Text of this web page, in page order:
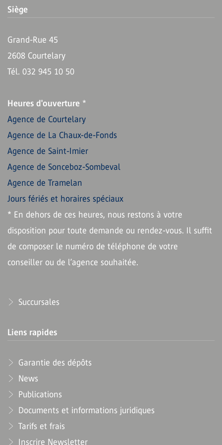
Siège
Grand-Rue 45
2608 Courtelary
Tél. 032 945 10 50
Heures d'ouverture *
Agence de Courtelary
Agence de La Chaux-de-Fonds
Agence de Saint-Imier
Agence de Sonceboz-Sombeval
Agence de Tramelan
Jours fériés et horaires spéciaux
* En dehors de ces heures, nous restons à votre
disposition pour toute demande ou rendez-vous. Il suffit
de composer le numéro de téléphone de votre
conseiller ou de l’agence souhaitée.
Succursales
Liens rapides
Garantie des dépôts
News
Publications
Documents et informations juridiques
Tarifs et frais
Inscrire Newsletter